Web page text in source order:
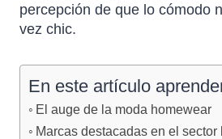
percepción de que lo cómodo
vez chic.
En este artículo
El auge de la moda homewear
Marcas destacadas en el sector